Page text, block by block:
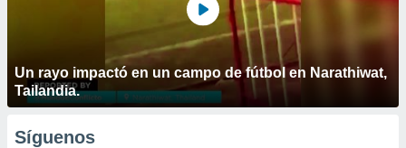
Un rayo impactó en un campo de fútbol en Narathiwat,
Tailandia.
Síguenos